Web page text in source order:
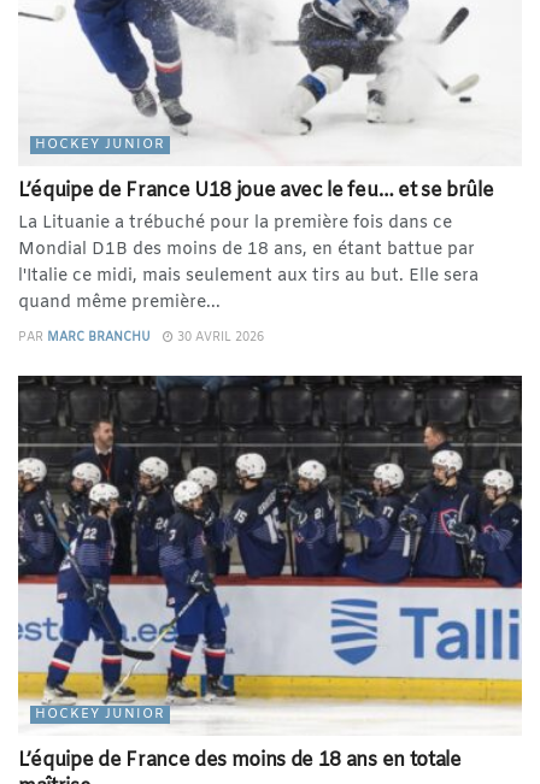
HOCKEY JUNIOR
L’équipe de France U18 joue avec le feu… et se brûle
La Lituanie a trébuché pour la première fois dans ce
Mondial D1B des moins de 18 ans, en étant battue par
l'Italie ce midi, mais seulement aux tirs au but. Elle sera
quand même première...
PAR MARC BRANCHU 30 AVRIL 2026
HOCKEY JUNIOR
L’équipe de France des moins de 18 ans en totale